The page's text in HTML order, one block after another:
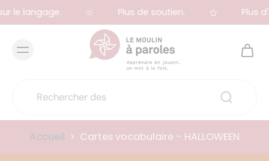
le langage. Plus de soutien. Plus
Accueil > Cartes vocabulaire - HALLOWEEN